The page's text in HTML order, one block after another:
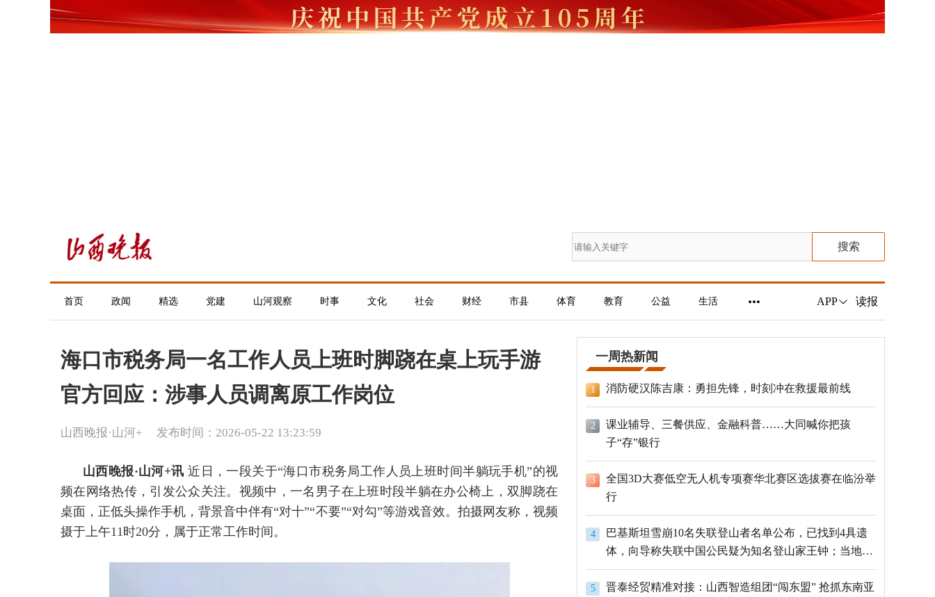
搜索
首页 政闻 精选 党建 山河观察 时事 文化 社会 财经 市县 体育 教育 公益 生活 APP 读报
海口市税务局一名工作人员上班时脚跷在桌上玩手游
官方回应：涉事人员调离原工作岗位
山西晚报·山河+ 发布时间：2026-05-22 13:23:59
山西晚报·山河+讯 近日，一段关于“海口市税务局工作人员上班时间半躺玩手机”的视
频在网络热传，引发公众关注。视频中，一名男子在上班时段半躺在办公椅上，双脚跷在
桌面，正低头操作手机，背景音中伴有“对十”“不要”“对勾”等游戏音效。拍摄网友称，视频
摄于上午11时20分，属于正常工作时间。
一周热新闻
1 消防硬汉陈吉康：勇担先锋，时刻冲在救援最前线
2
课业辅导、三餐供应、金融科普……大同喊你把孩
子“存”银行
3
全国3D大赛低空无人机专项赛华北赛区选拔赛在临汾举
行
4
巴基斯坦雪崩10名失联登山者名单公布，已找到4具遗
体，向导称失联中国公民疑为知名登山家王钟；当地官
员：已定位到3个追踪器
5
晋泰经贸精准对接：山西智造组团“闯东盟” 抢抓东南亚